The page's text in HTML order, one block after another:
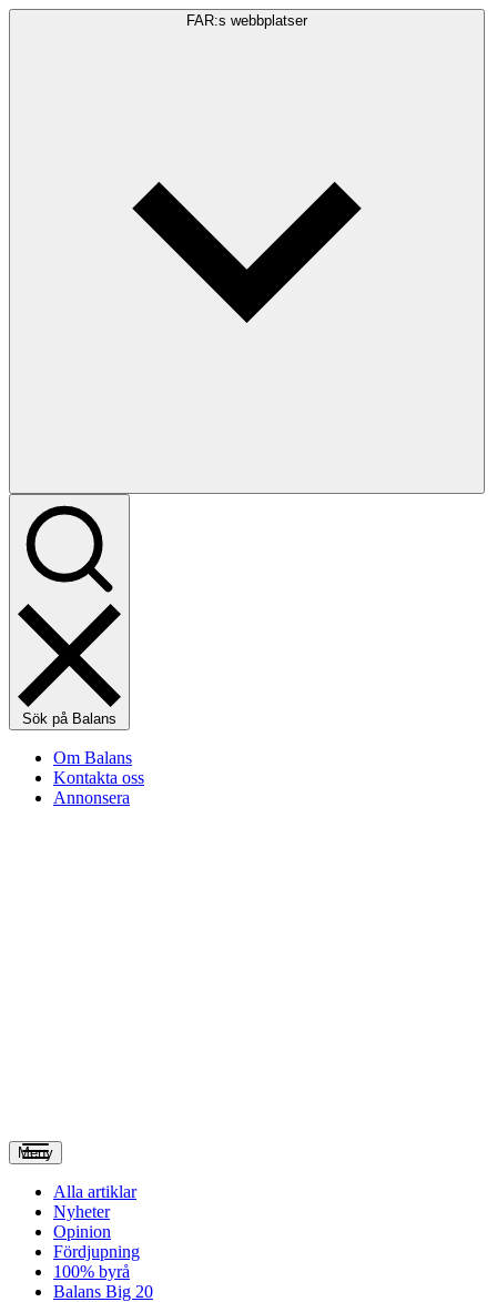
FAR:s webbplatser
Sök på Balans
Om Balans
Kontakta oss
Annonsera
Meny
Alla artiklar
Nyheter
Opinion
Fördjupning
100% byrå
Balans Big 20